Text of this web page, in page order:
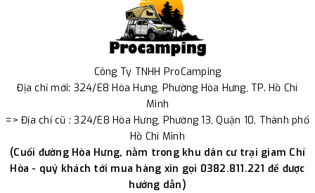
Công Ty TNHH ProCamping
Địa chỉ mới: 324/E8 Hòa Hưng, Phường Hòa Hưng, TP. Hồ Chí
Minh
=> Địa chỉ cũ : 324/E8 Hòa Hưng, Phường 13, Quận 10, Thành phố
Hồ Chí Minh
(Cuối đường Hòa Hưng, nằm trong khu dân cư trại giam Chí
Hòa - quý khách tới mua hàng xin gọi 0382.811.221 để được
hướng dẫn)